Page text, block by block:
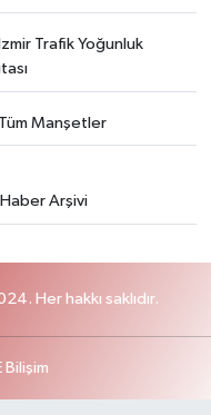
İzmir Trafik Yoğunluk
Tüm Manşetler
Haber Arşivi
Her hakkı saklıdır.
Bilişim